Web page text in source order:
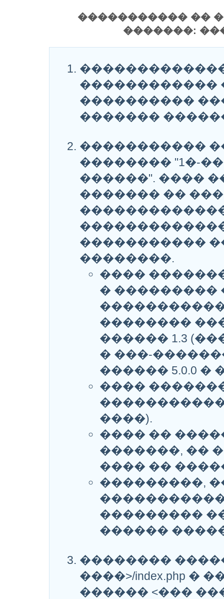
����������� ��
�������:
������������
����������
�������
�����������
�������� "1�-
������". ����
������� ��
�����������
��������.
����
� ���������
��������
������ 1.3
� ���-
������ 5.0.0 �
����
�����������
����).
���� ��
�������, ��
���� ��
���������,
���������
������
��������
����>/index.php
������ <���